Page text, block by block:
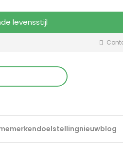
levensstijl
merkendoelstellingnieuwblog